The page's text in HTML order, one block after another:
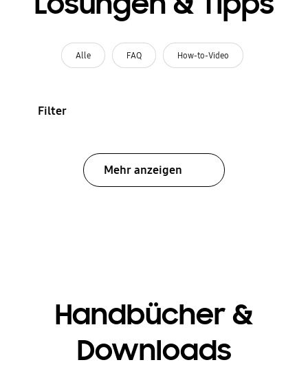
Alle FAQ How-to-Video
Filter
Mehr anzeigen
Handbücher &
Downloads